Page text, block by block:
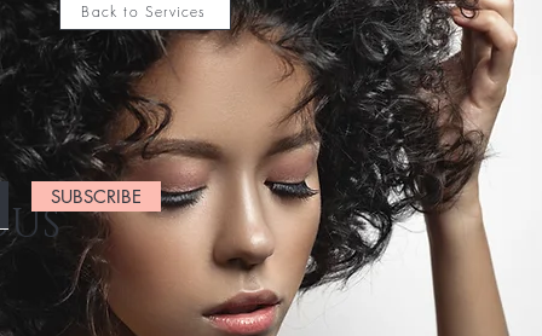
Back to Services
SUBSCRIBE